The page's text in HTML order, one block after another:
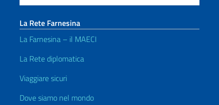
La Rete Farnesina
La Farnesina – il MAECI
La Rete diplomatica
Viaggiare sicuri
Dove siamo nel mondo